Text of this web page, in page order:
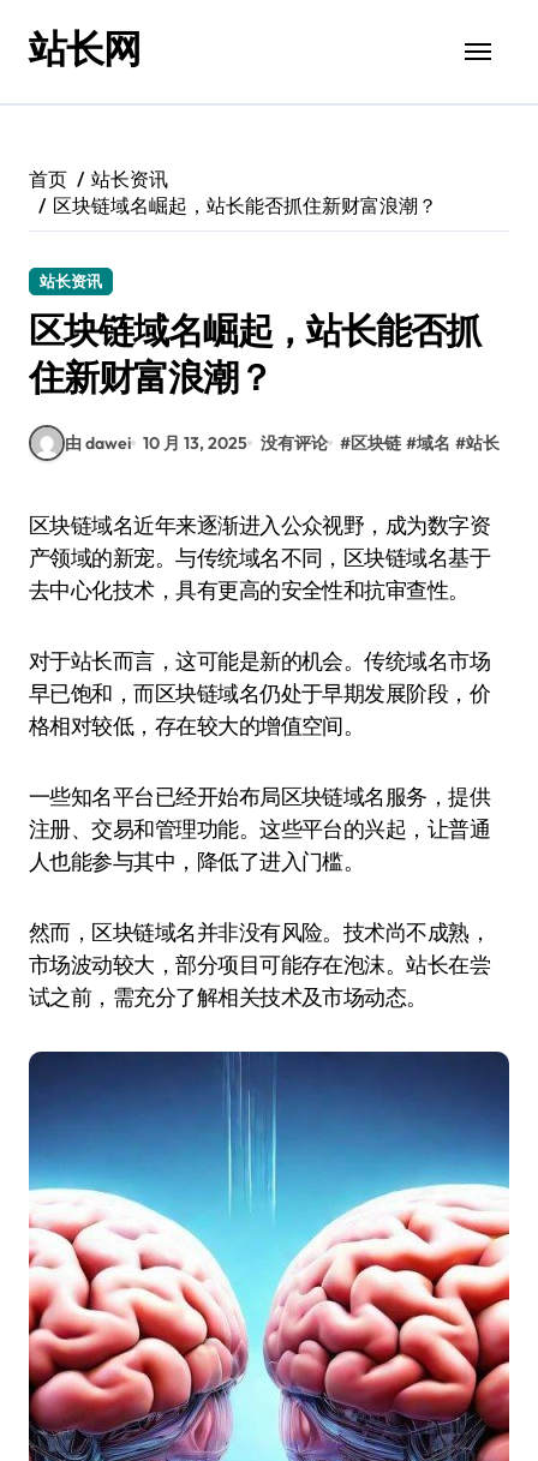
站长网
首页
站长资讯
区块链域名崛起，站长能否抓住新财富浪潮？
站长资讯
区块链域名崛起，站长能否抓
住新财富浪潮？
由 dawei 10 月 13, 2025 没有评论 #区块链 #域名 #站长
区块链域名近年来逐渐进入公众视野，成为数字资
产领域的新宠。与传统域名不同，区块链域名基于
去中心化技术，具有更高的安全性和抗审查性。
对于站长而言，这可能是新的机会。传统域名市场
早已饱和，而区块链域名仍处于早期发展阶段，价
格相对较低，存在较大的增值空间。
一些知名平台已经开始布局区块链域名服务，提供
注册、交易和管理功能。这些平台的兴起，让普通
人也能参与其中，降低了进入门槛。
然而，区块链域名并非没有风险。技术尚不成熟，
市场波动较大，部分项目可能存在泡沫。站长在尝
试之前，需充分了解相关技术及市场动态。